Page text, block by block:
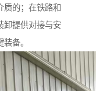
质的；在铁路和
卸提供对接与安
备。